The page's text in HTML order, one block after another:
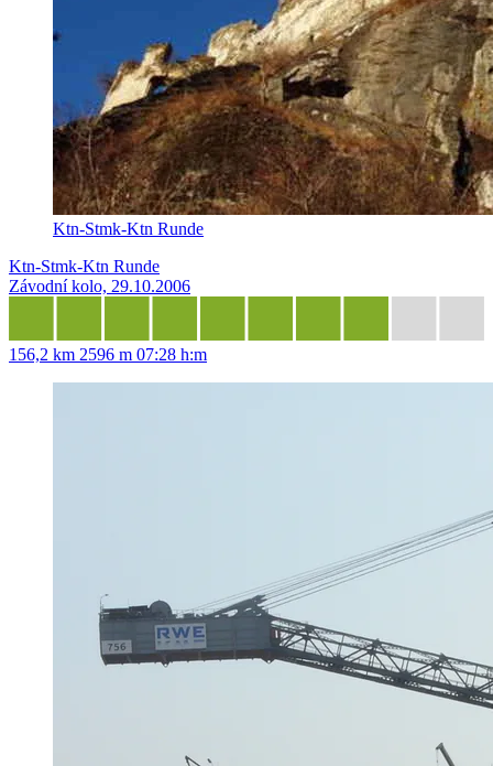
Ktn-Stmk-Ktn Runde
Ktn-Stmk-Ktn Runde
Závodní kolo, 29.10.2006
156,2 km 2596 m 07:28 h:m